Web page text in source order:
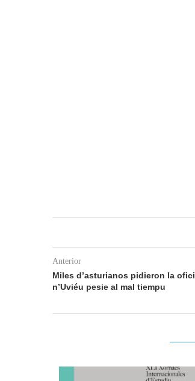
Anterior
Miles d’asturianos pidieron la
n’Uviéu pesie al mal tiempu